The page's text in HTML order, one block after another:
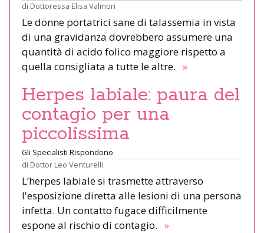
di Dottoressa Elisa Valmori
Le donne portatrici sane di talassemia in vista
di una gravidanza dovrebbero assumere una
quantità di acido folico maggiore rispetto a
quella consigliata a tutte le altre. »
Herpes labiale: paura del
contagio per una
piccolissima
Gli Specialisti Rispondono
di Dottor Leo Venturelli
L’herpes labiale si trasmette attraverso
l'esposizione diretta alle lesioni di una persona
infetta. Un contatto fugace difficilmente
espone al rischio di contagio. »